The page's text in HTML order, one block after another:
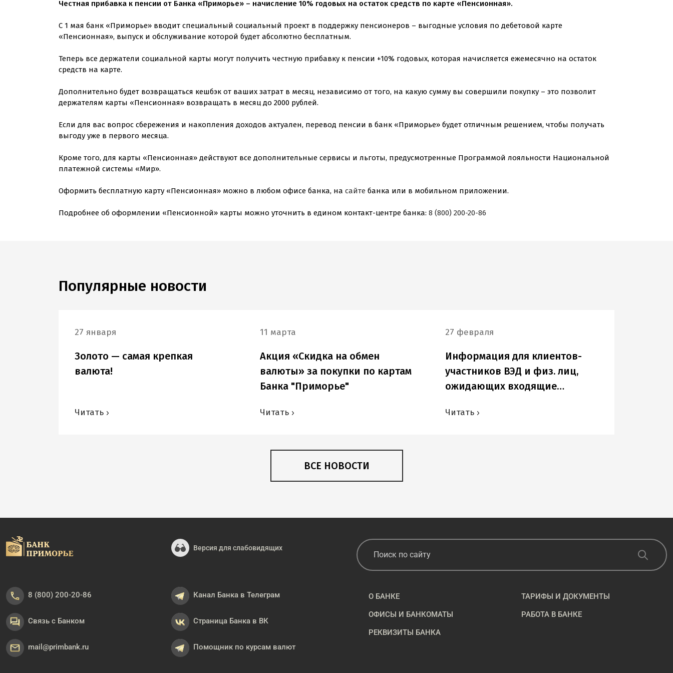
Честная прибавка к пенсии от Банка «Приморье» – начисление 10% годовых на остаток средств по карте «Пенсионная».
С 1 мая банк «Приморье» вводит специальный социальный проект в поддержку пенсионеров – выгодные условия по дебетовой карте
«Пенсионная», выпуск и обслуживание которой будет абсолютно бесплатным.
Теперь все держатели социальной карты могут получить честную прибавку к пенсии +10% годовых, которая начисляется ежемесячно на остаток
средств на карте.
Дополнительно будет возвращаться кешбэк от ваших затрат в месяц, независимо от того, на какую сумму вы совершили покупку – это позволит
держателям карты «Пенсионная» возвращать в месяц до 2000 рублей.
Если для вас вопрос сбережения и накопления доходов актуален, перевод пенсии в банк «Приморье» будет отличным решением, чтобы получать
выгоду уже в первого месяца.
Кроме того, для карты «Пенсионная» действуют все дополнительные сервисы и льготы, предусмотренные Программой лояльности Национальной
платежной системы «Мир».
Оформить бесплатную карту «Пенсионная» можно в любом офисе банка, на сайте банка или в мобильном приложении.
Подробнее об оформлении «Пенсионной» карты можно уточнить в едином контакт-центре банка: 8 (800) 200-20-86
Популярные новости
27 января
Золото — самая крепкая
валюта!
Читать
11 марта
Акция «Скидка на обмен
валюты» за покупки по картам
Банка "Приморье"
Читать
27 февраля
Информация для клиентов-
участников ВЭД и физ. лиц,
ожидающих входящие
иностранных валютах.
Читать
ВСЕ НОВОСТИ
Версия для слабовидящих
8 (800) 200-20-86
Связь с Банком
mail@primbank.ru
Канал Банка в Телеграм
Страница Банка в ВК
Помощник по курсам валют
О БАНКЕ
ОФИСЫ И БАНКОМАТЫ
РЕКВИЗИТЫ БАНКА
ТАРИФЫ И ДОКУМЕНТЫ
РАБОТА В БАНКЕ